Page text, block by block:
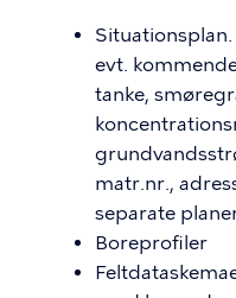
evt.
tanke,
matr.nr.,
separate
Boreprofiler